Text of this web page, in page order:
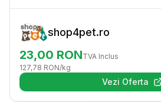
shop4pet.ro
23,00 RONTVA Inclus
127,78 RON/kg
Vezi Oferta
(se